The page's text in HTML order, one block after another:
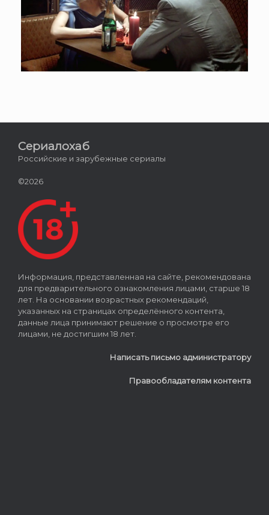
Сериалохаб
Российские и зарубежные сериалы
©2026
Информация, представленная на сайте, рекомендована
для предварительного ознакомления лицами, старше 18
лет. На основании возрастных рекомендаций,
указанных на страницах определённого контента,
данные лица принимают решение о просмотре его
лицами, не достигшим 18 лет.
Написать письмо администратору
Правообладателям контента